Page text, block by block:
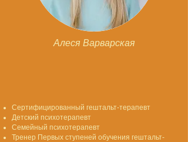
Алеся Варварская
Сертифицированный гештальт-терапевт
Детский психотерапевт
Семейный психотерапевт
Тренер Первых ступеней обучения гештальт-